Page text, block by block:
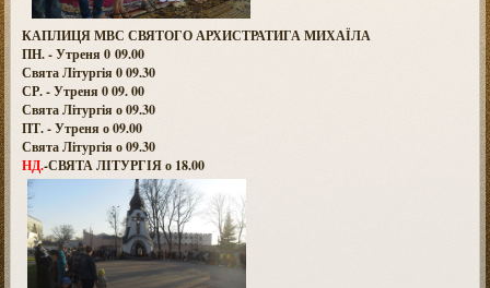
КАПЛИЦЯ МВС СВЯТОГО АРХИСТРАТИГА МИХАЇЛА
ПН. - Утреня 0 09.00
Свята Літургія 0 09.30
СР. - Утреня 0 09. 00
Свята Літургія о 09.30
ПТ. - Утреня о 09.00
Свята Літургія о 09.30
НД.-СВЯТА ЛІТУРГІЯ о 18.00